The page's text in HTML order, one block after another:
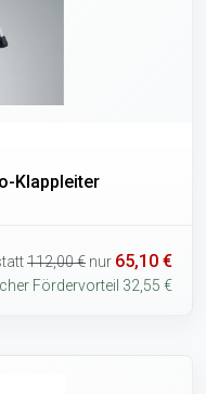
Klappleiter
112,00 € nur 65,10 €
Fördervorteil 32,55 €